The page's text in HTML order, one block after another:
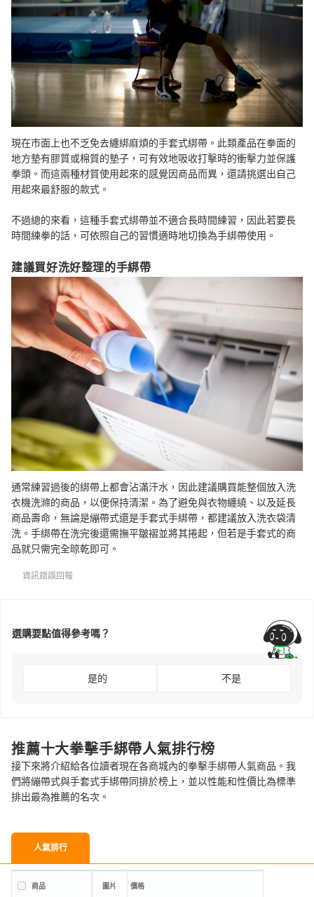
現在市面上也不乏免去纏綁麻煩的手套式綁帶。此類產品在拳面的
地方墊有膠質或棉質的墊子，可有效地吸收打擊時的衝擊力並保護
拳頭。而這兩種材質使用起來的感覺因商品而異，還請挑選出自己
用起來最舒服的款式。
不過總的來看，這種手套式綁帶並不適合長時間練習，因此若要長
時間練拳的話，可依照自己的習慣適時地切換為手綁帶使用。
建議買好洗好整理的手綁帶
通常練習過後的綁帶上都會沾滿汗水，因此建議購買能整個放入洗
衣機洗滌的商品，以便保持清潔。為了避免與衣物纏繞、以及延長
商品壽命，無論是繃帶式還是手套式手綁帶，都建議放入洗衣袋清
洗。手綁帶在洗完後還需撫平皺褶並將其捲起，但若是手套式的商
品就只需完全晾乾即可。
資訊錯誤回報
選購要點值得參考嗎？
是的 不是
推薦十大拳擊手綁帶人氣排行榜
接下來將介紹給各位讀者現在各商城內的拳擊手綁帶人氣商品。我
們將繃帶式與手套式手綁帶同排於榜上，並以性能和性價比為標準
排出最為推薦的名次。
人氣排行
商品 圖片 價格